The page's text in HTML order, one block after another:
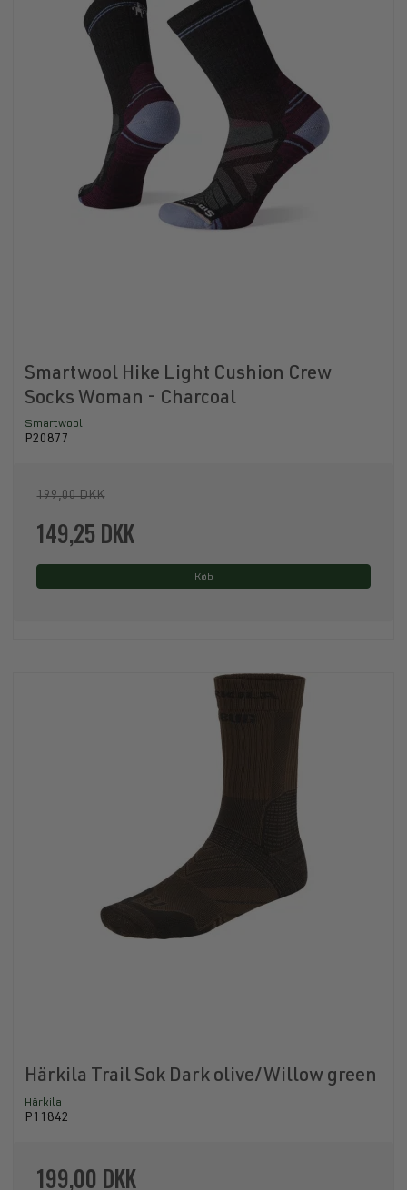
Smartwool Hike Light Cushion Crew
Socks Woman - Charcoal
Smartwool
P20877
199,00 DKK
149,25 DKK
Køb
Härkila Trail Sok Dark olive/Willow green
Härkila
P11842
199,00 DKK